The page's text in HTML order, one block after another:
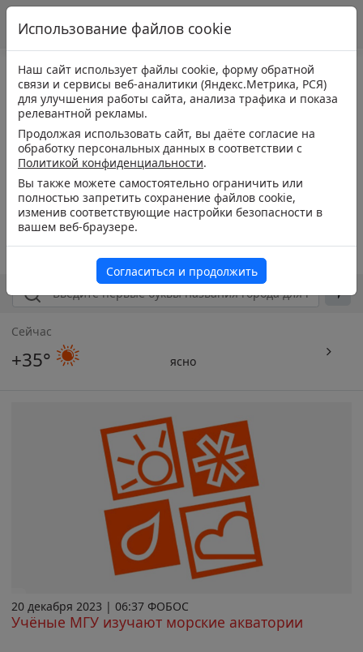
Сейчас
+35° ясно
20 декабря 2023 | 06:37 ФОБОС
Учёные МГУ изучают морские акватории
Использование файлов cookie
Наш сайт использует файлы cookie, форму обратной
связи и сервисы веб-аналитики (Яндекс.Метрика, РСЯ)
для улучшения работы сайта, анализа трафика и показа
релевантной рекламы.
Продолжая использовать сайт, вы даёте согласие на
обработку персональных данных в соответствии с
Политикой конфиденциальности.
Вы также можете самостоятельно ограничить или
полностью запретить сохранение файлов cookie,
изменив соответствующие настройки безопасности в
вашем веб-браузере.
Согласиться и продолжить